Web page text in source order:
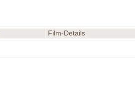
Film-Details